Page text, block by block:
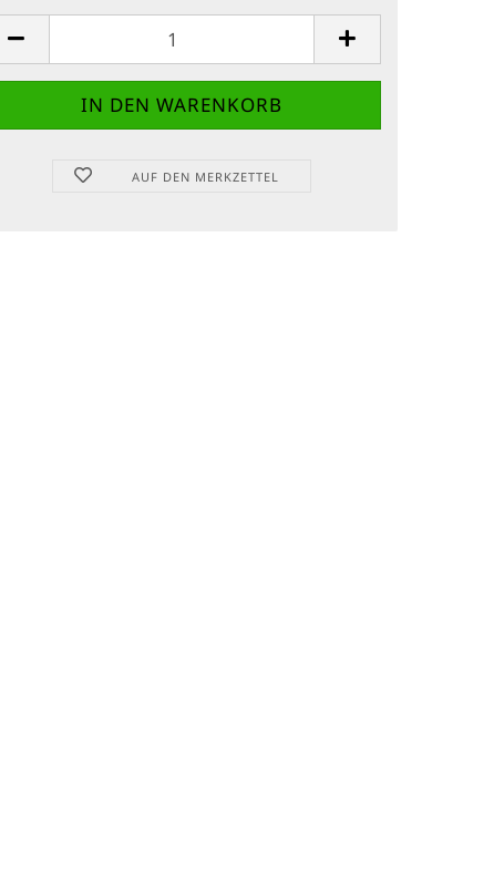
AUF DEN MERKZETTEL